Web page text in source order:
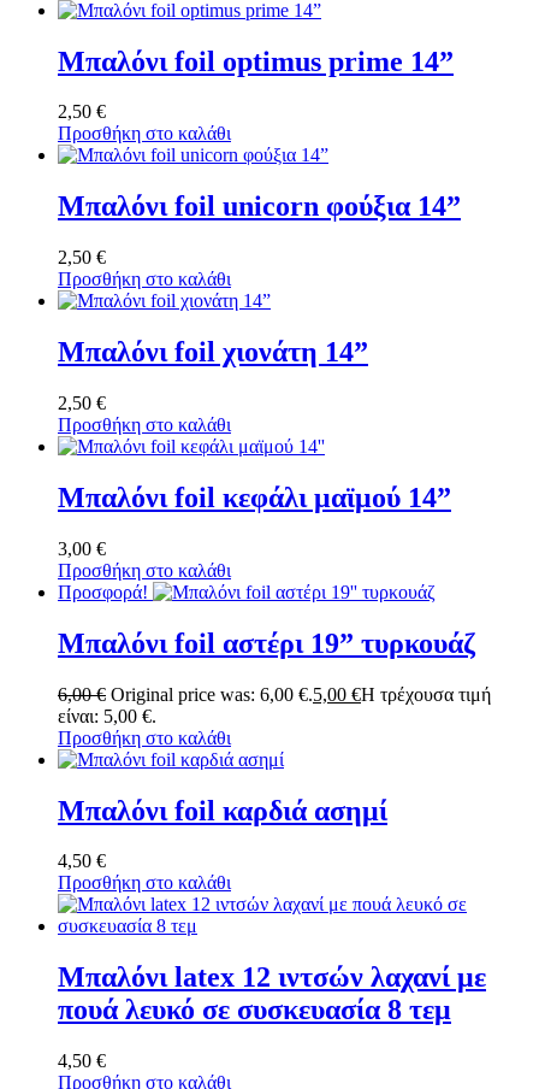
Μπαλόνι foil optimus prime 14”
2,50 €
Προσθήκη στο καλάθι
Μπαλόνι foil unicorn φούξια 14”
2,50 €
Προσθήκη στο καλάθι
Μπαλόνι foil χιονάτη 14”
2,50 €
Προσθήκη στο καλάθι
Μπαλόνι foil κεφάλι μαϊμού 14”
3,00 €
Προσθήκη στο καλάθι
Προσφορά!
Μπαλόνι foil αστέρι 19” τυρκουάζ
6,00€ Original price was: 6,00 €.5,00 €Η τρέχουσα τιμή
είναι: 5,00 €.
Προσθήκη στο καλάθι
Μπαλόνι foil καρδιά ασημί
4,50 €
Προσθήκη στο καλάθι
Μπαλόνι latex 12 ιντσών λαχανί με
πουά λευκό σε συσκευασία 8 τεμ
4,50 €
Προσθήκη στο καλάθι